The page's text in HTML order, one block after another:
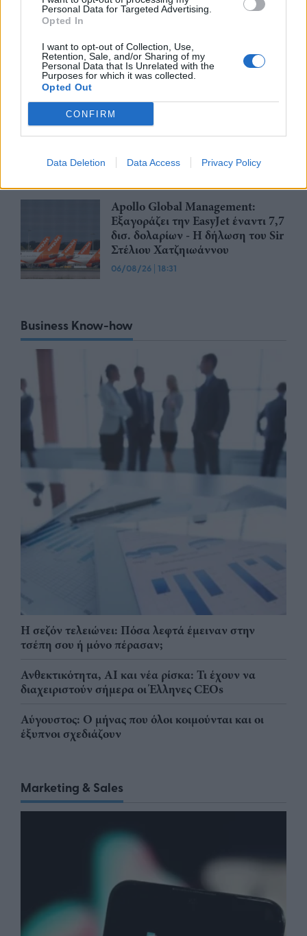
Personal Data for Targeted Advertising.
Opted In
I want to opt-out of Collection, Use,
Retention, Sale, and/or Sharing of my
Personal Data that Is Unrelated with the
Purposes for which it was collected.
Opted Out
CONFIRM
Data Deletion Data Access Privacy Policy
υπογραφή της Lidl Ελλάς
07/08/26|15:29
CSG: Διψήφια αύξηση εσόδων
και ισχυρό ανεκτέλεστο
του 2026
Apollo Global Management:
Εξαγοράζει την EasyJet έναντι 7,7
δισ. δολαρίων - Η δήλωση του Sir
Στέλιου Χατζηιωάννου
06/08/26 | 18:31
Business Know-how
Η σεζόν τελειώνει: Πόσα λεφτά έμειναν στην
τσέπη σου ή μόνο πέρασαν;
Ανθεκτικότητα, AI και νέα ρίσκα: Τι έχουν να
διαχειριστούν σήμερα οι Έλληνες CEOs
Αύγουστος: Ο μήνας που όλοι κοιμούνται και οι
έξυπνοι σχεδιάζουν
Marketing & Sales